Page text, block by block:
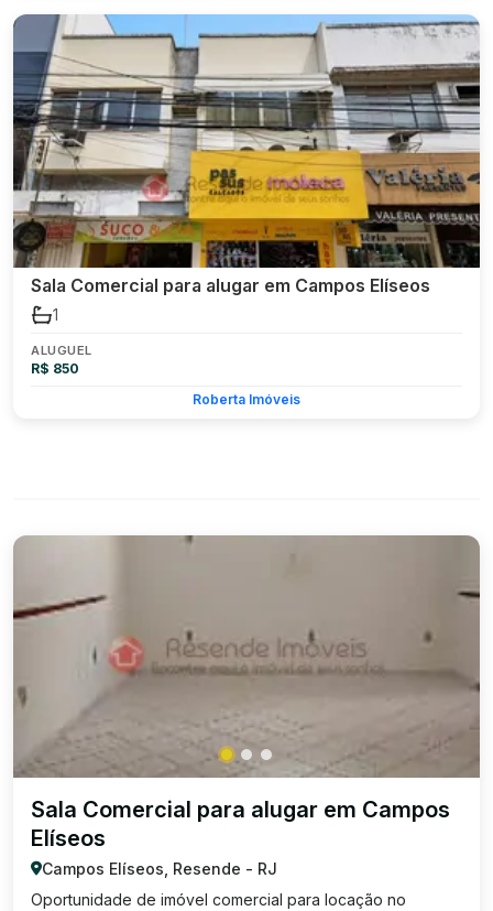
Sala Comercial para alugar em Campos Elíseos
1
ALUGUEL
R$ 850
Roberta Imóveis
Sala Comercial para alugar em Campos
Elíseos
Campos Elíseos, Resende - RJ
Oportunidade de imóvel comercial para locação no